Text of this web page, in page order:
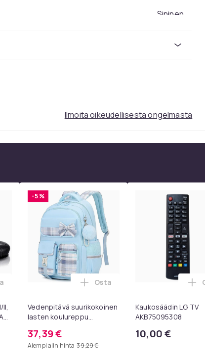
Sininen
120
207
Ilmoita oikeudellisesta ongelmasta
ostoskoriin
Korvatyynyt Bose QC35 I/II, QC25, QC15, QC 2 AE 2, AE
-5 %
Vedenpitävä suurikokoinen
lasten koulureppu
kannettavan tietokoneen
osastolla, sininen
37,39 €
Aiempi alin hinta 39,29 €
Lisää Vedenpitävä
Osta
Kaukosäädin LG TV
AKB75095308
10,00 €